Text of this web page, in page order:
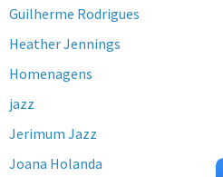
Guilherme Rodrigues
Heather Jennings
Homenagens
jazz
Jerimum Jazz
Joana Holanda